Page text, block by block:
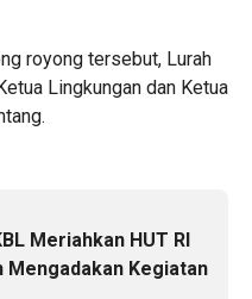
royong tersebut, Lurah
Lingkungan dan Ketua
Meriahkan HUT RI
Mengadakan Kegiatan